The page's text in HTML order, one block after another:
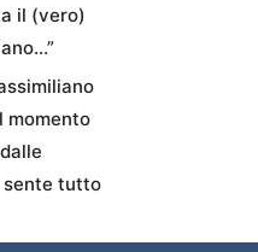
il (vero)
momento
sente tutto